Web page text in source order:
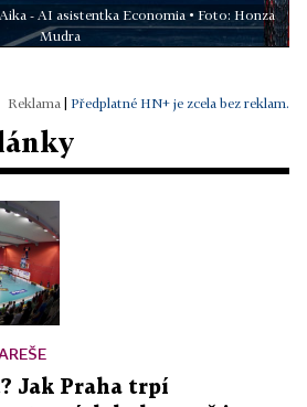
- AI asistentka Economia • Foto: Honza
Mudra
Předplatné HN+ je zcela bez reklam.
Jak Praha trpí